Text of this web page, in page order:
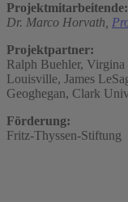
Projektmitarbeitende:
Dr. Marco Horvath,
Projektpartner:
Ralph Buehler,
Louisville, James
Geoghegan, Clark
Förderung:
Fritz-Thyssen-Stiftung